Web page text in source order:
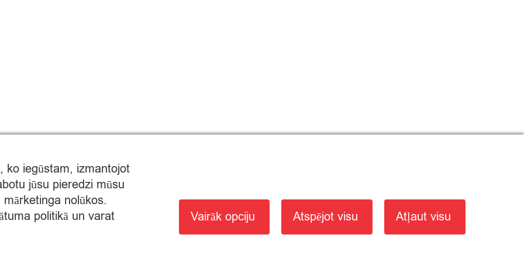
ko iegūstam, izmantojot
jūsu pieredzi mūsu
nolūkos.
politikā un varat
Vairāk opciju Atspējot visu Atļaut visu